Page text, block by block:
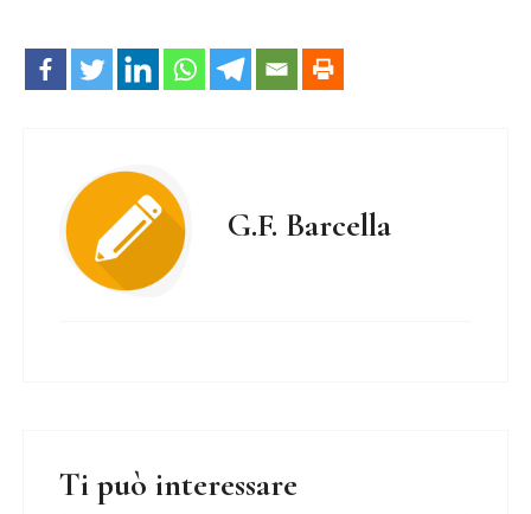
G.F. Barcella
Ti può interessare